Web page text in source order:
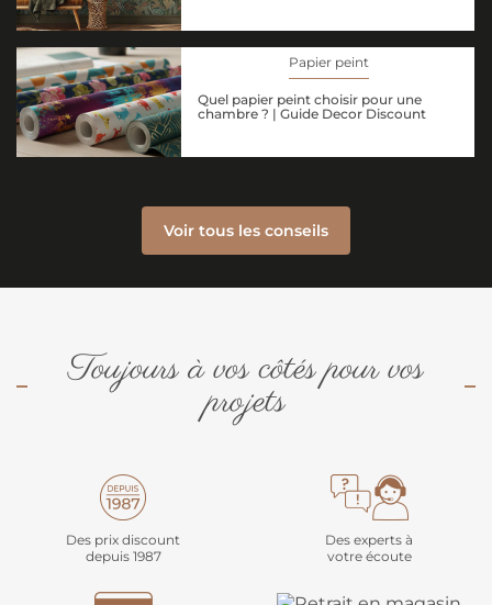
Papier peint
Quel papier peint choisir pour une
chambre ? | Guide Decor Discount
Voir tous les conseils
Toujours à vos côtés pour vos
projets
Des prix discount
depuis 1987
Des experts à
votre écoute